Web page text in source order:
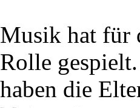
Musik hat für
Rolle
haben die